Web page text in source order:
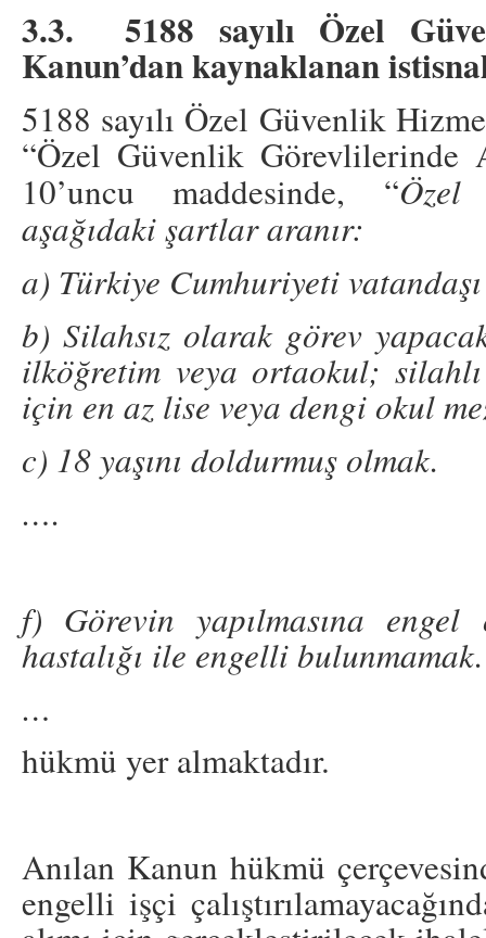
3.3. 5188 sayılı Özel
Kanun’dan kaynaklanan
5188 sayılı Özel Güvenlik
“Özel Güvenlik Görevlilerinde
10’uncu maddesinde, “Özel
aşağıdaki şartlar aranır:
a) Türkiye Cumhuriyeti
b) Silahsız olarak görev
ilköğretim veya ortaokul;
için en az lise veya dengi okul
c) 18 yaşını doldurmuş olmak.
….
f) Görevin yapılmasına
hastalığı ile engelli bulunmamak.
…
hükmü yer almaktadır.
Anılan Kanun hükmü
engelli işçi